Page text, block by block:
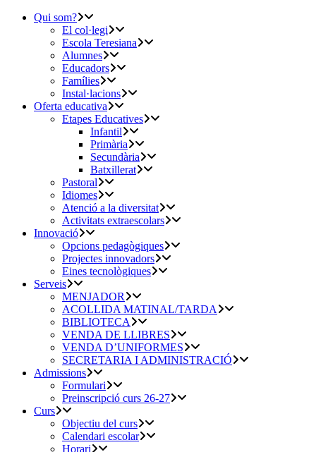
Qui som?
El col·legi
Escola Teresiana
Alumnes
Educadors
Famílies
Instal·lacions
Oferta educativa
Etapes Educatives
Infantil
Primària
Secundària
Batxillerat
Pastoral
Idiomes
Atenció a la diversitat
Activitats extraescolars
Innovació
Opcions pedagògiques
Projectes innovadors
Eines tecnològiques
Serveis
MENJADOR
ACOLLIDA MATINAL/TARDA
BIBLIOTECA
VENDA DE LLIBRES
VENDA D’UNIFORMES
SECRETARIA I ADMINISTRACIÓ
Admissions
Formulari
Preinscripció curs 26-27
Curs
Objectiu del curs
Calendari escolar
Horari